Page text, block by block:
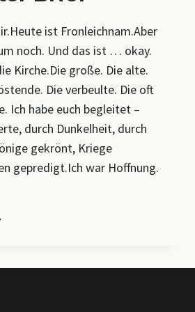
ist Fronleichnam.Aber
noch. Und das ist … okay.
große. Die alte.
Die verbeulte. Die oft
Ich habe euch begleitet –
durch Dunkelheit, durch
gekrönt, Kriege
gepredigt.Ich war Hoffnung.